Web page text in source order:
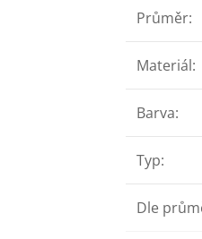
Průměr:
Materiál:
Barva:
Typ:
Dle